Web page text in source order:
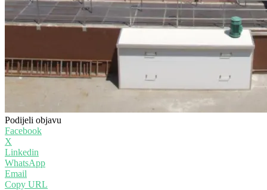
Podijeli objavu
Facebook
X
Linkedin
WhatsApp
Email
Copy URL